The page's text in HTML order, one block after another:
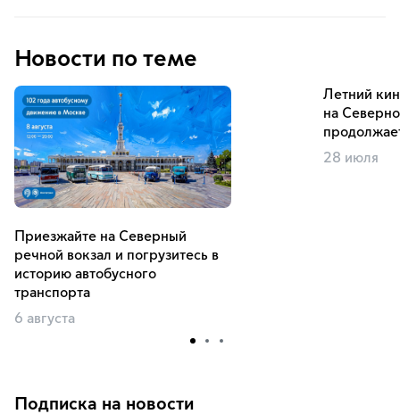
Новости по теме
Приезжайте на Северный
речной вокзал и погрузитесь в
историю автобусного
транспорта
6 августа
Летний
на
28 июля
Подписка на новости